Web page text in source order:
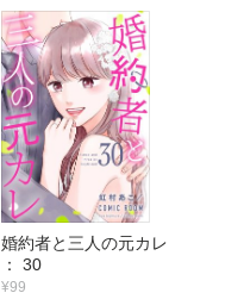
婚約者と三人の元カレ
： 30
¥99